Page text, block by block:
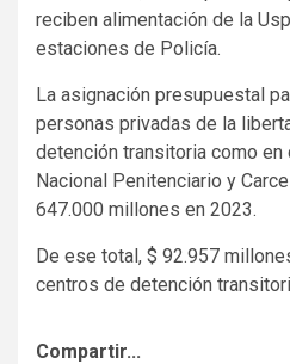
reciben alimentación de la
estaciones de Policía.
La asignación presupuestal
personas privadas de la
detención transitoria como
Nacional Penitenciario y
647.000 millones en 2023.
De ese total, $ 92.957
centros de detención
Compartir...